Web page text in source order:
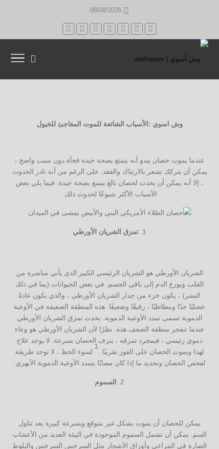
08/08/2026
وش اسوي :الأسباب الشائعة للموت المفاجئ للخيول
عندما يموت حصان يبدو أنه يتمتع بصحة جيدة فجأة دون سبب واضح ،
يمكن أن يتركك تشعر بالارتباك والفقد. على الرغم من أنه نادر الحدوث
، إلا أنه يمكن أن يحدث لحصان بالغ يتمتع بصحة جيدة. فيما يلي بعض
الأسباب الأكثر شيوعًا لحدوث ذلك.
تمزق الشريان الأورطي
الشريان الأورطي هو الشريان الرئيسي الكبير الذي يأتي مباشرة من
القلب ويوزع الدم إلى باقي الجسم. في بعض الحيوانات (بما في ذلك
البشر) ، يكون جزء من جدار الشريان الأورطي ، والذي يكون عادةً
عضليًا جدًا ومطاطيًا ، رقيقًا وضعيفًا. هذه المنطقة الضعيفة في الأوعية
الدموية تسمى تمدد الأوعية الدموية. يحدث تمزق الشريان الأورطي
عندما تنفجر منطقة الضعف هذه. نظرًا لأن الشريان الأورطي هو وعاء
دموي رئيسي ، فبمجرد تمزقه ، ينزف الحصان بسرعة. لا يوجد علاج
لهذا ويموت الحصان على الفور تقريبًا.
1
لسوء الحظ ، لا توجد طريقة
لفحص الحصان وتحديد ما إذا كان مصابًا بتمدد الأوعية الدموية الأبهري.
السموم
يمكن للحصان أن يموت بشكل غير متوقع وبسرعة كبيرة بعد تناول
السم. يمكن أن تشمل السموم الموجودة في البيئة العديد من الأعشاب
الضارة في المراعي وأوراق الأشجار مثل السرخس السرخس والبلوط